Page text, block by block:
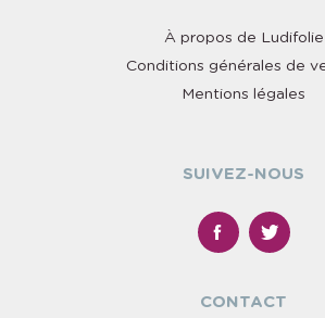
À propos de Ludifolie
Conditions générales de
Mentions légales
SUIVEZ-NOUS
CONTACT